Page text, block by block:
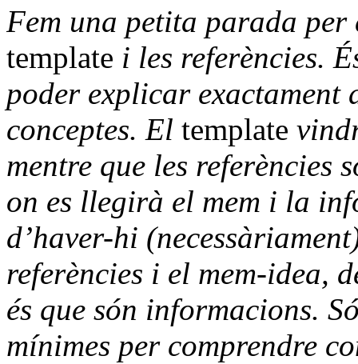
Fem una petita parada per
template i les referències.
poder explicar exactament
conceptes. El template
mentre que les referències
on es llegirà el mem i la
d’haver-hi
referències i el mem-idea,
és que són informacions.
mínimes per comprendre